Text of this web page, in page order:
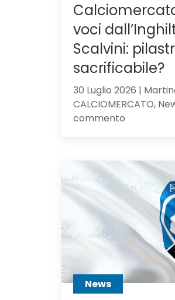
voci
Scalvini:
sacrificabile?
30 Luglio 2026 |
CALCIOMERCATO,
commentosu
voci
per
Scalvini:
pilastro
di
Sarri
o
News